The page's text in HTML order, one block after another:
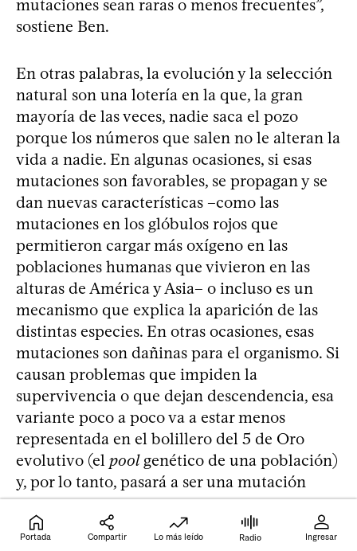
mutaciones sean raras o menos frecuentes”,
sostiene Ben.
En otras palabras, la evolución y la selección
natural son una lotería en la que, la gran
mayoría de las veces, nadie saca el pozo
porque los números que salen no le alteran la
vida a nadie. En algunas ocasiones, si esas
mutaciones son favorables, se propagan y se
dan nuevas características –como las
mutaciones en los glóbulos rojos que
permitieron cargar más oxígeno en las
poblaciones humanas que vivieron en las
alturas de América y Asia– o incluso es un
mecanismo que explica la aparición de las
distintas especies. En otras ocasiones, esas
mutaciones son dañinas para el organismo. Si
causan problemas que impiden la
supervivencia o que dejan descendencia, esa
variante poco a poco va a estar menos
representada en el bolillero del 5 de Oro
evolutivo (el poolgenético de una población)
y, por lo tanto, pasará a ser una mutación
rara.
Portada Compartir Lo más leído Radio Ingresar